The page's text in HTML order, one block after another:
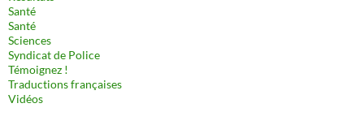
Santé
Santé
Sciences
Syndicat de Police
Témoignez !
Traductions françaises
Vidéos